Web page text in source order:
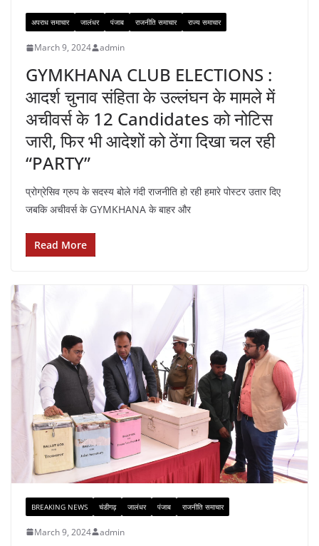
अपराध समाचार जालंधर पंजाब राजनीति समाचार राज्य समाचार
March 9, 2024 admin
GYMKHANA CLUB ELECTIONS :
आदर्श चुनाव संहिता के उल्लंघन के मामले में
अचीवर्स के 12 Candidates को नोटिस
जारी, फिर भी आदेशों को ठेंगा दिखा चल रही
“PARTY”
प्रोग्रेसिव ग्रुप के सदस्य बोले गंदी राजनीति हो रही हमारे पोस्टर उतार दिए
जबकि अचीवर्स के GYMKHANA के बाहर और
Read More
BREAKING NEWS चंडीगढ़ जालंधर पंजाब राजनीति समाचार
March 9, 2024 admin